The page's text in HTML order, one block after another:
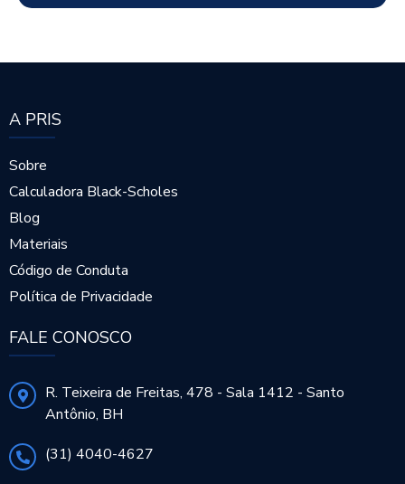
A PRIS
Sobre
Calculadora Black-Scholes
Blog
Materiais
Código de Conduta
Política de Privacidade
FALE CONOSCO
R. Teixeira de Freitas, 478 - Sala 1412 - Santo
Antônio, BH
(31) 4040-4627